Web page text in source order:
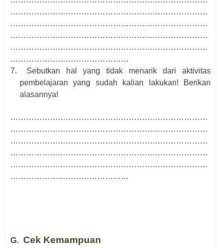
…………………………………………………………………
…………………………………………………………………
…………………………………………………………………
…………………………………………………………………
………………………………………
7.
Sebutkan hal yang tidak menarik dari aktivitas
pembelajaran yang sudah kalian lakukan! Berikan
alasannya!
…………………………………………………………………
…………………………………………………………………
…………………………………………………………………
…………………………………………………………………
…………………………………………………………………
………………………………………
G. Cek Kemampuan